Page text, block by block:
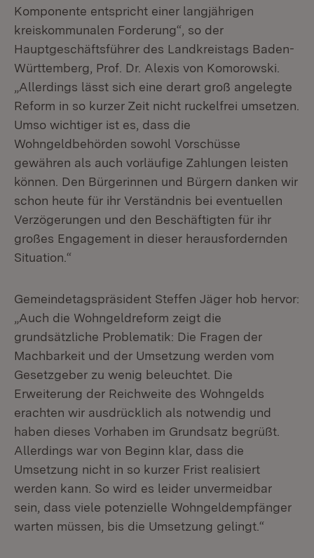
Komponente entspricht einer langjährigen
kreiskommunalen Forderung“, so der
Hauptgeschäftsführer des Landkreistags Baden-
Württemberg, Prof. Dr. Alexis von Komorowski.
„Allerdings lässt sich eine derart groß angelegte
Reform in so kurzer Zeit nicht ruckelfrei umsetzen.
Umso wichtiger ist es, dass die
Wohngeldbehörden sowohl Vorschüsse
gewähren als auch vorläufige Zahlungen leisten
können. Den Bürgerinnen und Bürgern danken wir
schon heute für ihr Verständnis bei eventuellen
Verzögerungen und den Beschäftigten für ihr
großes Engagement in dieser herausfordernden
Situation.“
Gemeindetagspräsident Steffen Jäger hob hervor:
„Auch die Wohngeldreform zeigt die
grundsätzliche Problematik: Die Fragen der
Machbarkeit und der Umsetzung werden vom
Gesetzgeber zu wenig beleuchtet. Die
Erweiterung der Reichweite des Wohngelds
erachten wir ausdrücklich als notwendig und
haben dieses Vorhaben im Grundsatz begrüßt.
Allerdings war von Beginn klar, dass die
Umsetzung nicht in so kurzer Frist realisiert
werden kann. So wird es leider unvermeidbar
sein, dass viele potenzielle Wohngeldempfänger
warten müssen, bis die Umsetzung gelingt.“